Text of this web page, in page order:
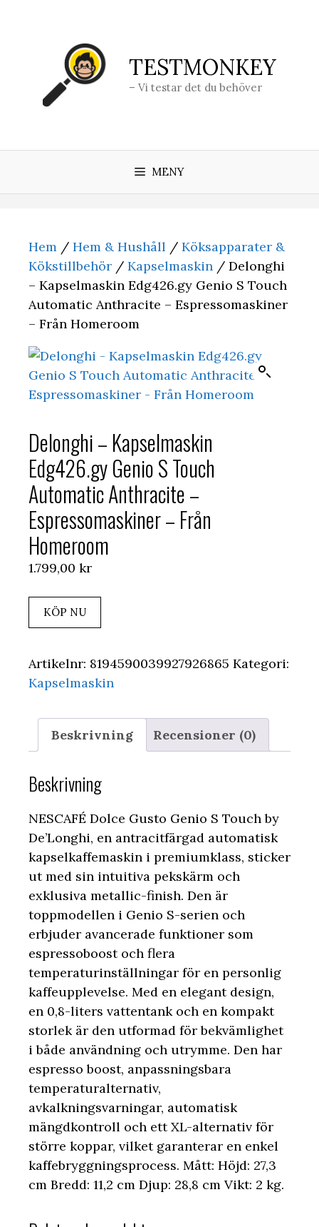
TESTMONKEY
– Vi testar det du behöver
MENY
Hem / Hem & Hushåll / Köksapparater &
Kökstillbehör / Kapselmaskin / Delonghi
– Kapselmaskin Edg426.gy Genio S Touch
Automatic Anthracite – Espressomaskiner
– Från Homeroom
Delonghi – Kapselmaskin
Edg426.gy Genio S Touch
Automatic Anthracite –
Espressomaskiner – Från
Homeroom
1.799,00 kr
KÖP NU
Artikelnr: 8194590039927926865 Kategori:
Kapselmaskin
Beskrivning Recensioner (0)
Beskrivning
NESCAFÉ Dolce Gusto Genio S Touch by
De’Longhi, en antracitfärgad automatisk
kapselkaffemaskin i premiumklass, sticker
ut med sin intuitiva pekskärm och
exklusiva metallic-finish. Den är
toppmodellen i Genio S-serien och
erbjuder avancerade funktioner som
espressoboost och flera
temperaturinställningar för en personlig
kaffeupplevelse. Med en elegant design,
en 0,8-liters vattentank och en kompakt
storlek är den utformad för bekvämlighet
i både användning och utrymme. Den har
espresso boost, anpassningsbara
temperaturalternativ,
avkalkningsvarningar, automatisk
mängdkontroll och ett XL-alternativ för
större koppar, vilket garanterar en enkel
kaffebryggningsprocess. Mått: Höjd: 27,3
cm Bredd: 11,2 cm Djup: 28,8 cm Vikt: 2 kg.